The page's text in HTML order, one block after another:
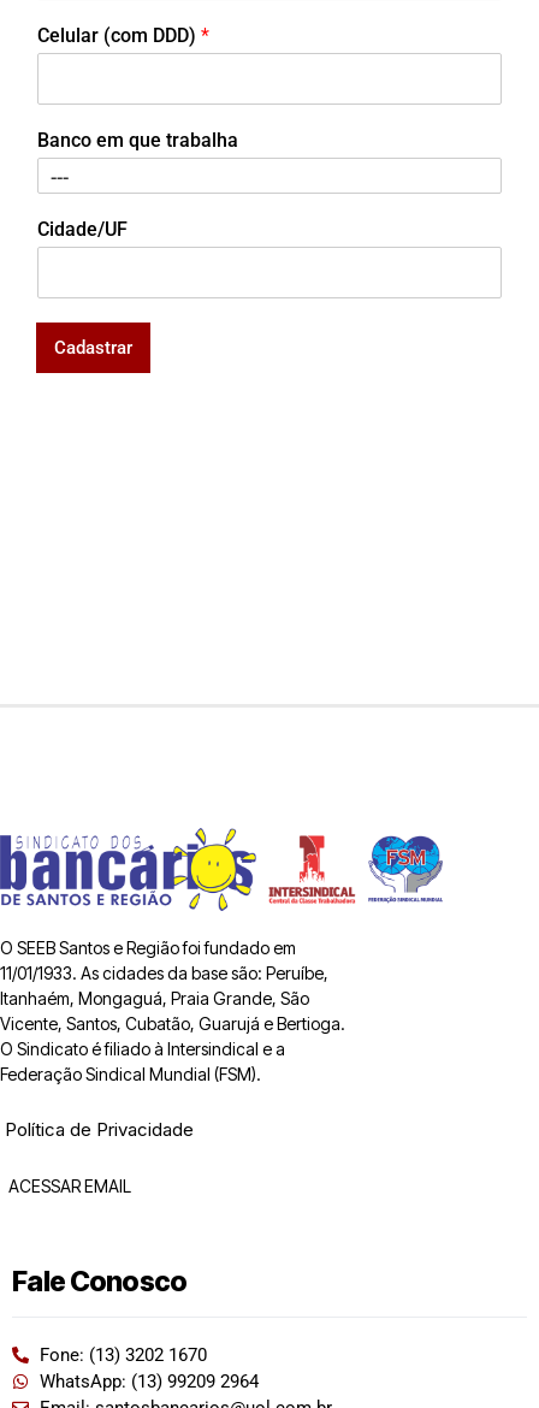
Celular (com DDD) *
Banco em que trabalha
Cidade/UF
Cadastrar
O SEEB Santos e Região foi fundado em
11/01/1933. As cidades da base são: Peruíbe,
Itanhaém, Mongaguá, Praia Grande, São
Vicente, Santos, Cubatão, Guarujá e Bertioga.
O Sindicato é filiado à Intersindical e a
Federação Sindical Mundial (FSM).
Política de Privacidade
ACESSAR EMAIL
Fale Conosco
Fone: (13) 3202 1670
WhatsApp: (13) 99209 2964